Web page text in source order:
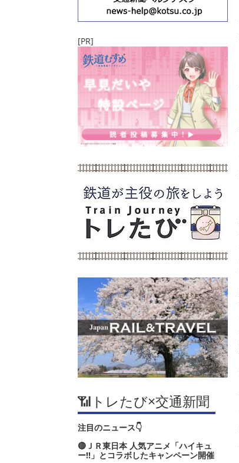
[PR]
📶トレたび×交通新聞
注目のニュース👇
🔴ＪＲ東日本 人気アニメ「ハイキュ
ー‼」とコラボしたキャンペーン開催